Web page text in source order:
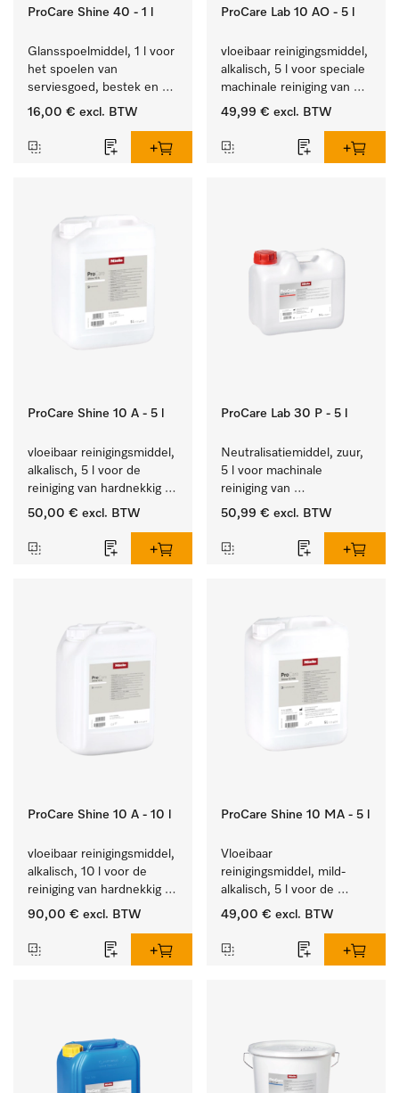
ProCare Shine 40 - 1 l
Glansspoelmiddel, 1 l voor
het spoelen van
serviesgoed, bestek en
ideaal voor glazen.
16,00 € excl. BTW
ProCare Lab 10 AO - 5 l
vloeibaar reinigingsmiddel,
alkalisch, 5 l voor speciale
machinale reiniging van
laboratoriumglaswerk en -
49,99 € excl. BTW
ProCare Shine 10 A - 5 l
vloeibaar reinigingsmiddel,
alkalisch, 5 l voor de
reiniging van hardnekkig
vuil op serviesgoed,
50,00 € excl. BTW
ProCare Lab 30 P - 5 l
Neutralisatiemiddel, zuur,
5 l voor machinale
reiniging van
laboratoriumglaswerk en -
50,99 € excl. BTW
ProCare Shine 10 A - 10 l
vloeibaar reinigingsmiddel,
alkalisch, 10 l voor de
reiniging van hardnekkig
vuil op serviesgoed,
90,00 € excl. BTW
ProCare Shine 10 MA - 5 l
Vloeibaar
reinigingsmiddel, mild-
alkalisch, 5 l voor de
reiniging van lichte
bestek en glazen.
49,00 € excl. BTW